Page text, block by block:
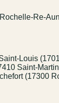
Re-
Louis
Saint-
(17300